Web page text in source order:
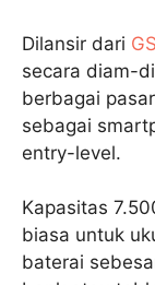
Dilansir dari
secara diam-
berbagai
sebagai
entry-level.
Kapasitas
biasa untuk
baterai